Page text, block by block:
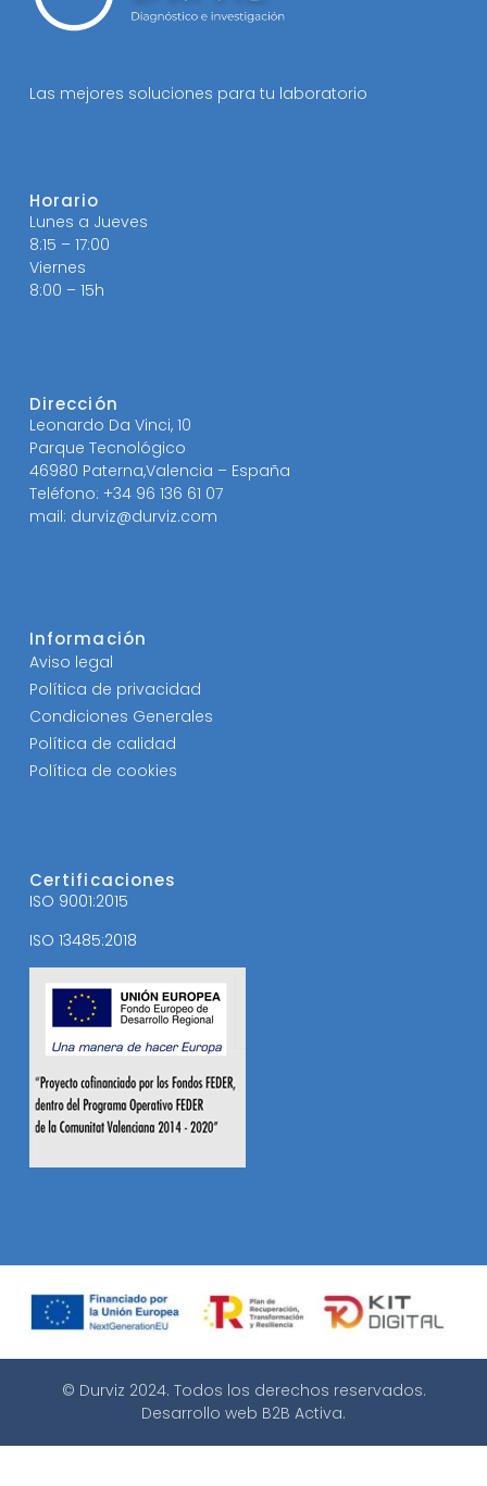
Las mejores soluciones para tu laboratorio
Horario
Lunes a Jueves
8:15 – 17:00
Viernes
8:00 – 15h
Dirección
Leonardo Da Vinci, 10
Parque Tecnológico
46980 Paterna,Valencia – España
Teléfono: +34 96 136 61 07
mail: durviz@durviz.com
Información
Aviso legal
Política de privacidad
Condiciones Generales
Política de calidad
Política de cookies
Certificaciones
ISO 9001:2015
ISO 13485:2018
© Durviz 2024. Todos los derechos reservados.
Desarrollo web B2B Activa.